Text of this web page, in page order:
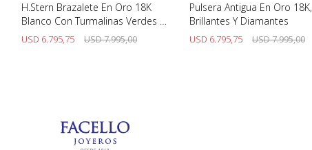
H.Stern Brazalete En Oro 18K
Blanco Con Turmalinas Verdes Y
Brillantes.
USD 6.795,75 USD7.995,00
Pulsera Antigua En Oro 18K,
Brillantes Y Diamantes
USD 6.795,75 USD7.995,00